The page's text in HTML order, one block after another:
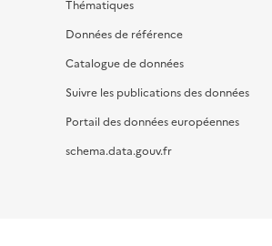
Thématiques
Données de référence
Catalogue de données
Suivre les publications des données
Portail des données européennes
schema.data.gouv.fr